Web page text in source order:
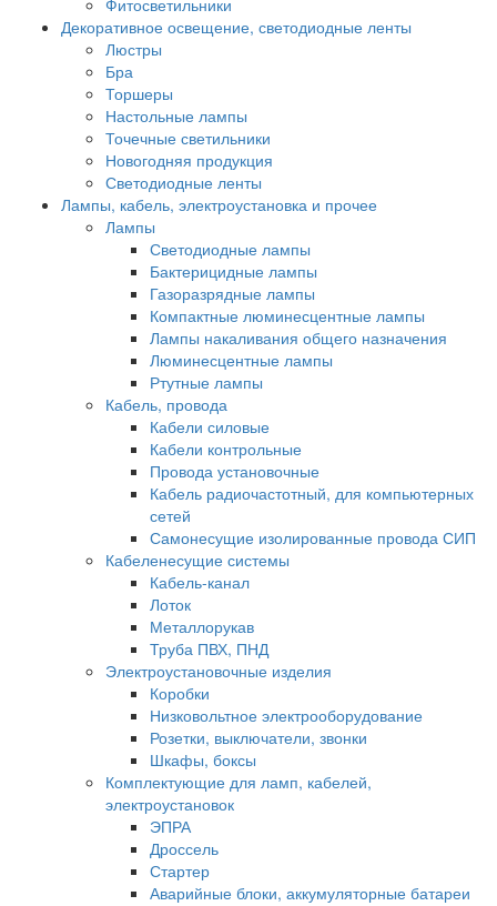
Фитосветильники
Декоративное освещение, светодиодные ленты
Люстры
Бра
Торшеры
Настольные лампы
Точечные светильники
Новогодняя продукция
Светодиодные ленты
Лампы, кабель, электроустановка и прочее
Лампы
Светодиодные лампы
Бактерицидные лампы
Газоразрядные лампы
Компактные люминесцентные лампы
Лампы накаливания общего назначения
Люминесцентные лампы
Ртутные лампы
Кабель, провода
Кабели силовые
Кабели контрольные
Провода установочные
Кабель радиочастотный, для компьютерных
сетей
Самонесущие изолированные провода СИП
Кабеленесущие системы
Кабель-канал
Лоток
Металлорукав
Труба ПВХ, ПНД
Электроустановочные изделия
Коробки
Низковольтное электрооборудование
Розетки, выключатели, звонки
Шкафы, боксы
Комплектующие для ламп, кабелей,
электроустановок
ЭПРА
Дроссель
Стартер
Аварийные блоки, аккумуляторные батареи